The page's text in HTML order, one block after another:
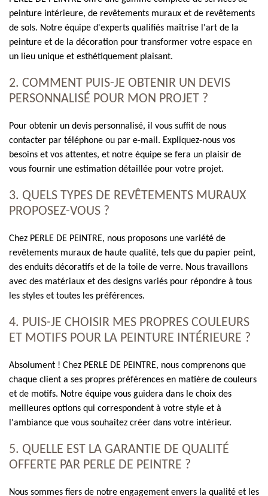
peinture intérieure, de revêtements muraux et de revêtements
de sols. Notre équipe d'experts qualifiés maîtrise l'art de la
peinture et de la décoration pour transformer votre espace en
un lieu unique et esthétiquement plaisant.
2. COMMENT PUIS-JE OBTENIR UN DEVIS
PERSONNALISÉ POUR MON PROJET ?
Pour obtenir un devis personnalisé, il vous suffit de nous
contacter par téléphone ou par e-mail. Expliquez-nous vos
besoins et vos attentes, et notre équipe se fera un plaisir de
vous fournir une estimation détaillée pour votre projet.
3. QUELS TYPES DE REVÊTEMENTS MURAUX
PROPOSEZ-VOUS ?
Chez PERLE DE PEINTRE, nous proposons une variété de
revêtements muraux de haute qualité, tels que du papier peint,
des enduits décoratifs et de la toile de verre. Nous travaillons
avec des matériaux et des designs variés pour répondre à tous
les styles et toutes les préférences.
4. PUIS-JE CHOISIR MES PROPRES COULEURS
ET MOTIFS POUR LA PEINTURE INTÉRIEURE ?
Absolument ! Chez PERLE DE PEINTRE, nous comprenons que
chaque client a ses propres préférences en matière de couleurs
et de motifs. Notre équipe vous guidera dans le choix des
meilleures options qui correspondent à votre style et à
l'ambiance que vous souhaitez créer dans votre intérieur.
5. QUELLE EST LA GARANTIE DE QUALITÉ
OFFERTE PAR PERLE DE PEINTRE ?
Nous sommes fiers de notre engagement envers la qualité et les